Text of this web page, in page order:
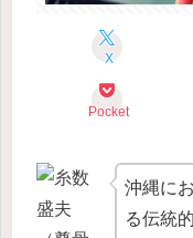
X
Pocket
沖縄に
る伝統